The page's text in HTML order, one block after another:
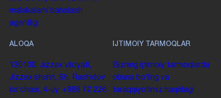
malakalarni baholash
agentligi
ALOQA
130100. Jizzax viloyati,
Jizzax shahri, Sh. Rashidov
koʻchasi, 4-uy. +998 72 226
IJTIMOIY TARMOQLAR
Bizning ijtimoiy tarmoqlarda
obuna boʻling va
taraqqiyotimiz haqidagi